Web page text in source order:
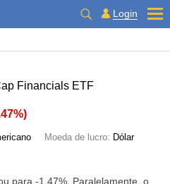
Login
Financials ETF
)
Moeda de lucro: Dólar
para -1.47% . Paralelamente, o